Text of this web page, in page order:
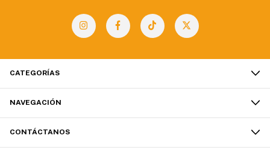
CATEGORÍAS
NAVEGACIÓN
CONTÁCTANOS